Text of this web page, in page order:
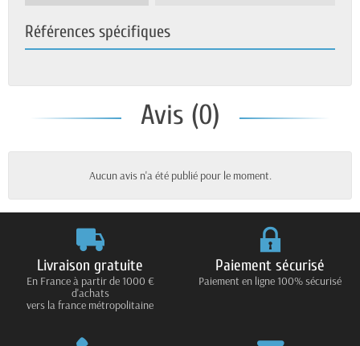
Références spécifiques
Avis (0)
Aucun avis n'a été publié pour le moment.
Livraison gratuite
En France à partir de 1000 €
d'achats
vers la france métropolitaine
Paiement sécurisé
Paiement en ligne 100% sécurisé